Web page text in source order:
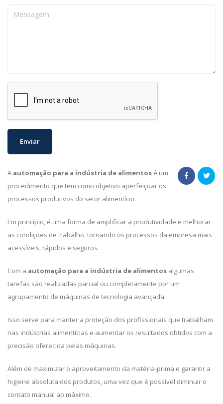
A automação para a indústria de alimentos é um
procedimento que tem como objetivo aperfeiçoar os
processos produtivos do setor alimentício.
Em princípio, é uma forma de amplificar a produtividade e melhorar
as condições de trabalho, tornando os processos da empresa mais
acessíveis, rápidos e seguros.
Com a automação para a indústria de alimentos algumas
tarefas são realizadas parcial ou completamente por um
agrupamento de máquinas de tecnologia avançada.
Isso serve para manter a proteção dos profissionais que trabalham
nas indústrias alimentícias e aumentar os resultados obtidos com a
precisão oferecida pelas máquinas.
Além de maximizar o aproveitamento da matéria-prima e garantir a
higiene absoluta dos produtos, uma vez que é possível diminuir o
contato manual ao máximo.